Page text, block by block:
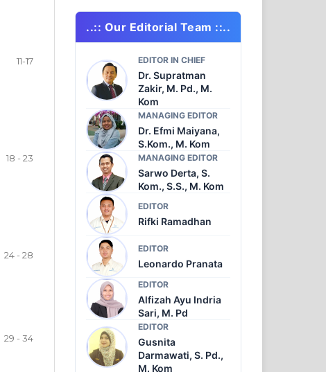
11-17
18 - 23
24 - 28
29 - 34
..:: Our Editorial Team ::..
EDITOR IN CHIEF
Dr. Supratman
Zakir, M. Pd., M.
Kom
MANAGING EDITOR
Dr. Efmi Maiyana,
S.Kom., M. Kom
MANAGING EDITOR
Sarwo Derta, S.
Kom., S.S., M. Kom
EDITOR
Rifki Ramadhan
EDITOR
Leonardo Pranata
EDITOR
Alfizah Ayu Indria
Sari, M. Pd
EDITOR
Gusnita
Darmawati, S. Pd.,
M. Kom